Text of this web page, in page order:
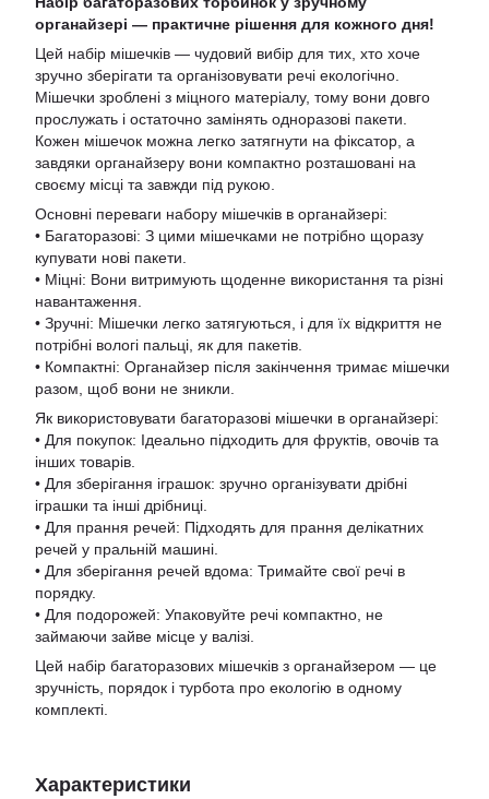
органайзері — практичне рішення для кожного дня!
Цей набір мішечків — чудовий вибір для тих, хто хоче
зручно зберігати та організовувати речі екологічно.
Мішечки зроблені з міцного матеріалу, тому вони довго
прослужать і остаточно замінять одноразові пакети.
Кожен мішечок можна легко затягнути на фіксатор, а
завдяки органайзеру вони компактно розташовані на
своєму місці та завжди під рукою.
Основні переваги набору мішечків в органайзері:
• Багаторазові: З цими мішечками не потрібно щоразу
купувати нові пакети.
• Міцні: Вони витримують щоденне використання та різні
навантаження.
• Зручні: Мішечки легко затягуються, і для їх відкриття не
потрібні вологі пальці, як для пакетів.
• Компактні: Органайзер після закінчення тримає мішечки
разом, щоб вони не зникли.
Як використовувати багаторазові мішечки в органайзері:
• Для покупок: Ідеально підходить для фруктів, овочів та
інших товарів.
• Для зберігання іграшок: зручно організувати дрібні
іграшки та інші дрібниці.
• Для прання речей: Підходять для прання делікатних
речей у пральній машині.
• Для зберігання речей вдома: Тримайте свої речі в
порядку.
• Для подорожей: Упаковуйте речі компактно, не
займаючи зайве місце у валізі.
Цей набір багаторазових мішечків з органайзером — це
зручність, порядок і турбота про екологію в одному
комплекті.
Характеристики